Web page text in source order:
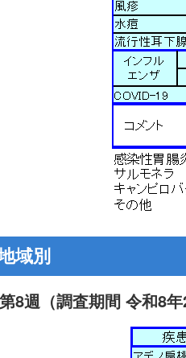
域別
第8週（調査期間 令和8